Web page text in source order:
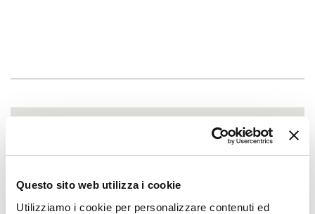
Questo sito web utilizza i cookie
Utilizziamo i cookie per personalizzare contenuti ed